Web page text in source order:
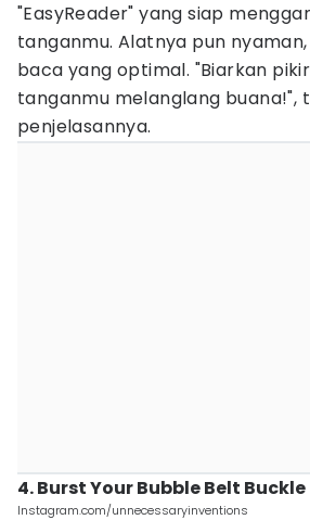
"EasyReader" yang siap
tanganmu. Alatnya pun
baca yang optimal. "Biarkan
tanganmu melanglang buana!",
penjelasannya.
4. Burst Your Bubble Belt Buckle
Instagram.com/unnecessaryinventions